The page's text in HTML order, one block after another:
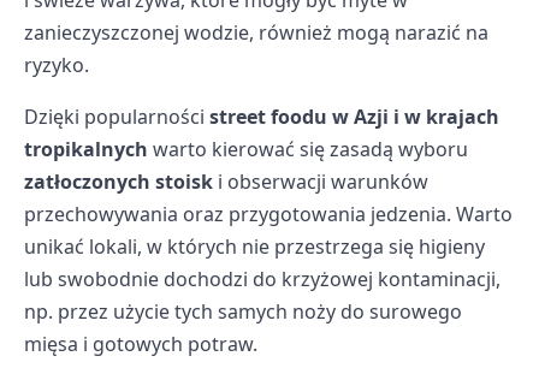
zanieczyszczonej wodzie, również mogą narazić na
ryzyko.
Dzięki popularności street foodu w Azji i w krajach
tropikalnych warto kierować się zasadą wyboru
zatłoczonych stoisk i obserwacji warunków
przechowywania oraz przygotowania jedzenia. Warto
unikać lokali, w których nie przestrzega się higieny
lub swobodnie dochodzi do krzyżowej kontaminacji,
np. przez użycie tych samych noży do surowego
mięsa i gotowych potraw.